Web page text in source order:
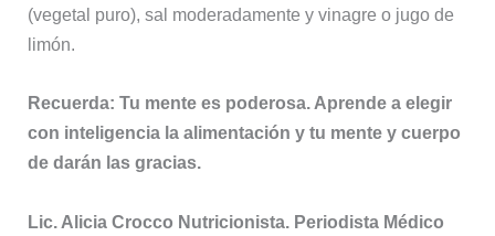
(vegetal puro), sal moderadamente y vinagre o jugo de
limón.
Recuerda: Tu mente es poderosa. Aprende a elegir
con inteligencia la alimentación y tu mente y cuerpo
de darán las gracias.
Lic. Alicia Crocco Nutricionista. Periodista Médico